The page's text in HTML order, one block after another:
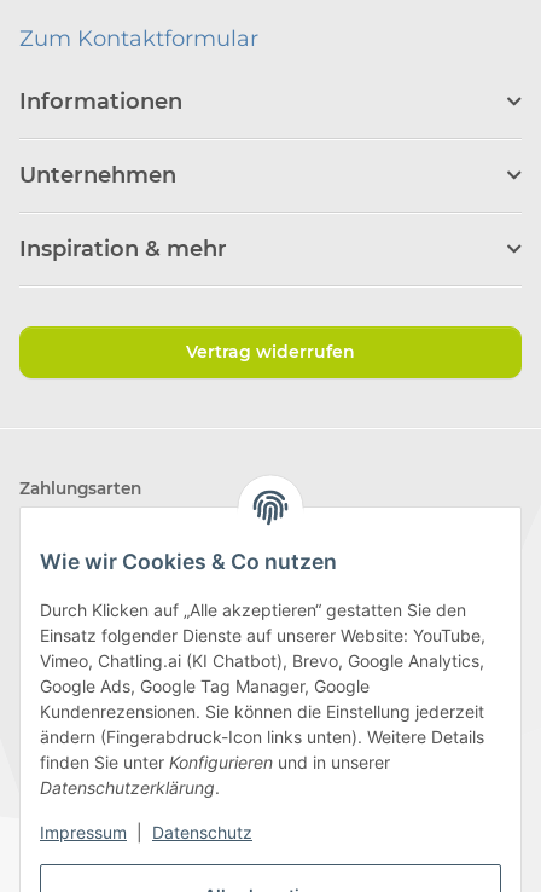
Wie wir Cookies & Co nutzen
Durch Klicken auf „Alle akzeptieren“ gestatten Sie den
Einsatz folgender Dienste auf unserer Website: YouTube,
Vimeo, Chatling.ai (KI Chatbot), Brevo, Google Analytics,
Google Ads, Google Tag Manager, Google
Kundenrezensionen. Sie können die Einstellung jederzeit
ändern (Fingerabdruck-Icon links unten). Weitere Details
finden Sie unter Konfigurieren und in unserer
Datenschutzerklärung.
Impressum Datenschutz
Zum Kontaktformular
Informationen
Unternehmen
Inspiration & mehr
Vertrag widerrufen
Zahlungsarten
Wir versenden mit
Folge uns